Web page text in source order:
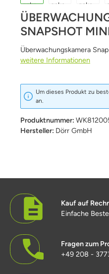
SNAPSHOT
Überwachungskamera
weitere Informationen
Um dieses Produkt zu
an.
Produktnummer:
Hersteller: Dörr GmbH
Kauf auf
Einfache
Fragen zum
+49 208 -